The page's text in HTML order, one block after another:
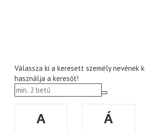
Válassza ki a keresett személy nevének
használja a keresőt!
A Á